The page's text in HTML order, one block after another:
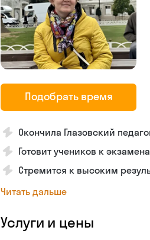
Подобрать время
Окончила Глазовский
Готовит учеников к
Стремится к высоким
Читать дальше
Услуги и цены